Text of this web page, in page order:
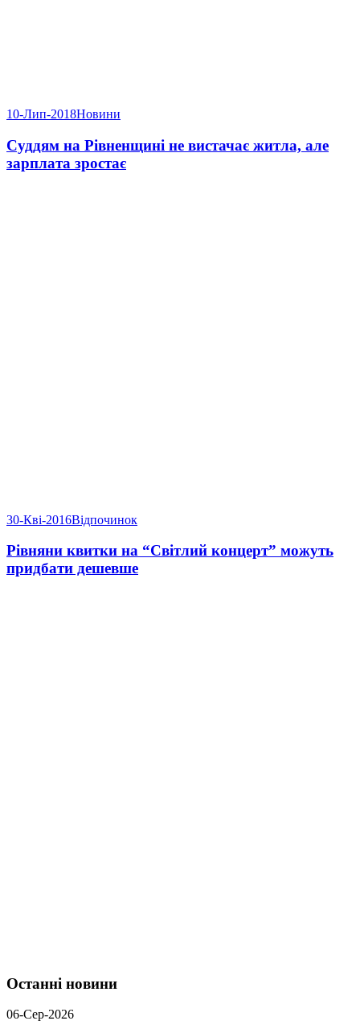
10-Лип-2018Новини
Суддям на Рівненщині не вистачає житла, але
зарплата зростає
30-Кві-2016Відпочинок
Рівняни квитки на “Світлий концерт” можуть
придбати дешевше
Останні новини
06-Сер-2026